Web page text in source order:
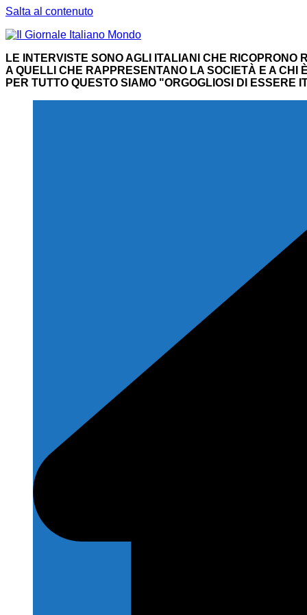
Salta al contenuto
LE INTERVISTE SONO AGLI ITALIANI CHE RICOPRONO
A QUELLI CHE RAPPRESENTANO LA SOCIETÀ E A CHI
PER TUTTO QUESTO SIAMO "ORGOGLIOSI DI ESSERE